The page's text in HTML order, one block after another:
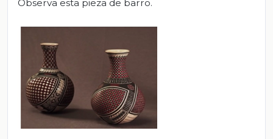
Observa esta pieza de barro.